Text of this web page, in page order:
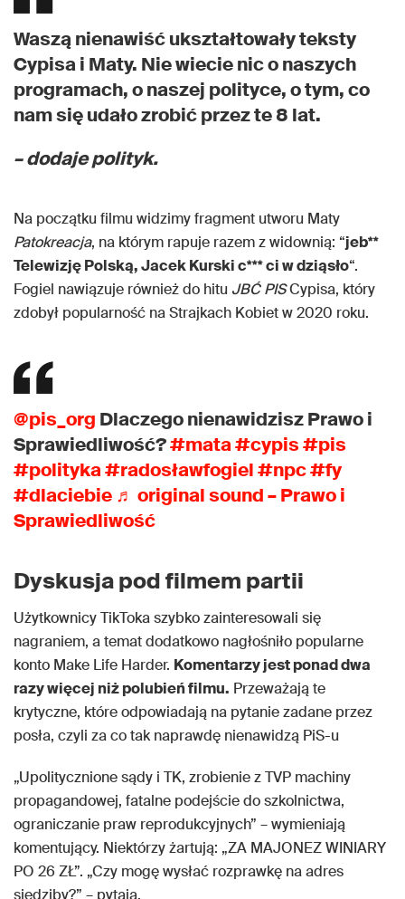
Waszą nienawiść ukształtowały teksty
Cypisa i Maty. Nie wiecie nic o naszych
programach, o naszej polityce, o tym, co
nam się udało zrobić przez te 8 lat.
– dodaje polityk.
Na początku filmu widzimy fragment utworu Maty
Patokreacja, na którym rapuje razem z widownią: “jeb**
Telewizję Polską, Jacek Kurski c*** ci w dziąsło“.
Fogiel nawiązuje również do hitu JBĆ PISCypisa, który
zdobył popularność na Strajkach Kobiet w 2020 roku.
@pis_org Dlaczego nienawidzisz Prawo i
Sprawiedliwość?#mata#cypis#pis
#polityka#radosławfogiel#npc#fy
#dlaciebie ♬ original sound – Prawo i
Sprawiedliwość
Dyskusja pod filmem partii
Użytkownicy TikToka szybko zainteresowali się
nagraniem, a temat dodatkowo nagłośniło popularne
konto Make Life Harder. Komentarzy jest ponad dwa
razy więcej niż polubień filmu. Przeważają te
krytyczne, które odpowiadają na pytanie zadane przez
posła, czyli za co tak naprawdę nienawidzą PiS-u
„Upolitycznione sądy i TK, zrobienie z TVP machiny
propagandowej, fatalne podejście do szkolnictwa,
ograniczanie praw reprodukcyjnych” – wymieniają
komentujący. Niektórzy żartują: „ZA MAJONEZ WINIARY
PO 26 ZŁ”. „Czy mogę wysłać rozprawkę na adres
siedziby?” – pytają.